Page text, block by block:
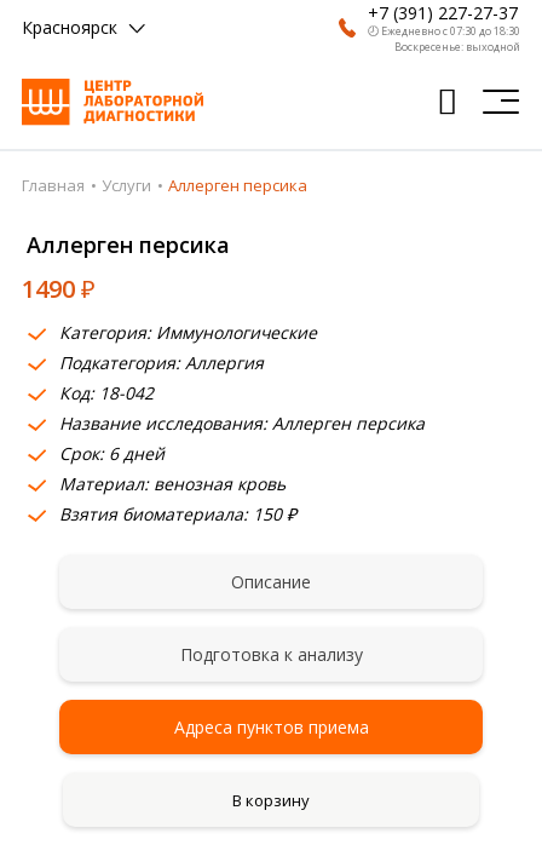
Красноярск
+7 (391) 227-27-37
🕗 Ежедневно с 07:30 до 18:30
Воскресенье: выходной
Главная
Анализы
Врачи
Получить результат
Пациентам
О компании
Где сдать
Главная Услуги Аллерген персика
Аллерген персика
1490₽
Категория: Иммунологические
Подкатегория: Аллергия
Код: 18-042
Название исследования: Аллерген персика
Срок: 6 дней
Материал: венозная кровь
Взятия биоматериала: 150 ₽
Описание
Подготовка к анализу
Адреса пунктов приема
В корзину